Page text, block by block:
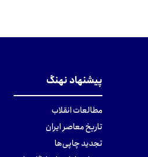
پیشنهاد نهنگ
مطالعات انقلاب
تاریخ معاصر ایران
تجدید چاپی‌ها